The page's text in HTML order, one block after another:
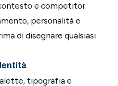
e competitor.
personalità e
di disegnare qualsiasi
tipografia e